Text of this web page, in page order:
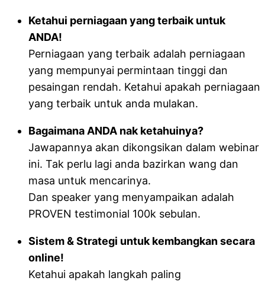
Ketahui perniagaan yang terbaik untuk
ANDA!
Perniagaan yang terbaik adalah perniagaan
yang mempunyai permintaan tinggi dan
pesaingan rendah. Ketahui apakah perniagaan
yang terbaik untuk anda mulakan.
Bagaimana ANDA nak ketahuinya?
​​​​​​​Jawapannya akan dikongsikan dalam webinar
ini. Tak perlu lagi anda bazirkan wang dan
masa untuk mencarinya.
Dan speaker yang menyampaikan adalah
PROVEN testimonial 100k sebulan.
Sistem & Strategi untuk kembangkan secara
online!
Ketahui apakah langkah paling